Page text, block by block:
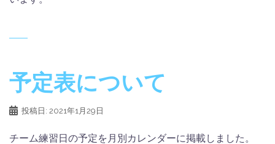
予定表について
投稿日: 2021年1月29日
チーム練習日の予定を月別カレンダーに掲載しました。